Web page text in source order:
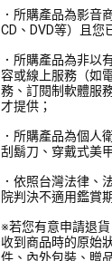
．所購產品為影音
CD、DVD等）且您
．所購產品為非以
容或線上服務（如
務、訂閱制軟體服
才提供；
．所購產品為個人
刮鬍刀、穿戴式美
．依照台灣法律、
院判決不適用鑑賞
※若您有意申請退
收到商品時的原始
件、內外包裝、贈